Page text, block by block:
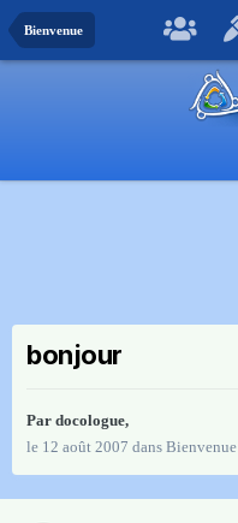
Bienvenue
bonjour
Par docologue,
le 12 août 2007 dans Bienvenue